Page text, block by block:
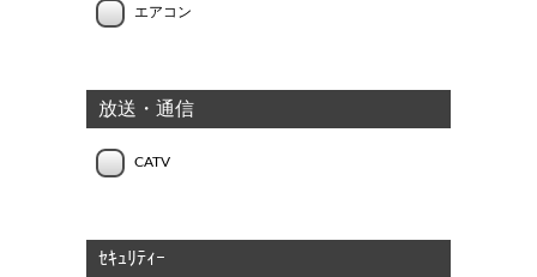
エアコン
放送・通信
CATV
ｾｷｭﾘﾃｨｰ